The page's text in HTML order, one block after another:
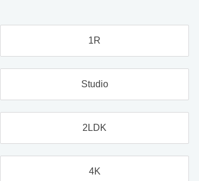
1R
Studio
2LDK
4K